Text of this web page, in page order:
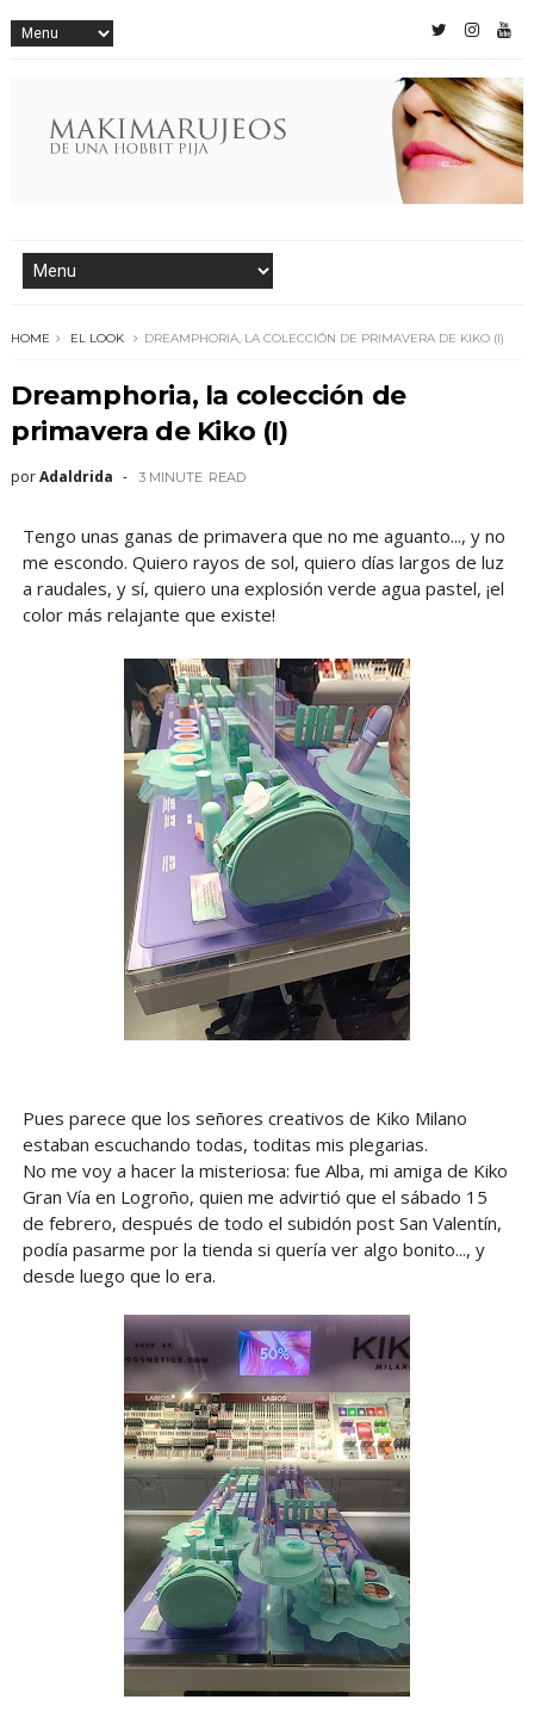
HOME EL LOOK DREAMPHORIA, LA COLECCIÓN DE PRIMAVERA DE KIKO (I)
Dreamphoria, la colección de
primavera de Kiko (I)
porAdaldrida 3 MINUTE READ
Tengo unas ganas de primavera que no me aguanto..., y no
me escondo. Quiero rayos de sol, quiero días largos de luz
a raudales, y sí, quiero una explosión verde agua pastel, ¡el
color más relajante que existe!
Pues parece que los señores creativos de Kiko Milano
estaban escuchando todas, toditas mis plegarias.
No me voy a hacer la misteriosa: fue Alba, mi amiga de Kiko
Gran Vía en Logroño, quien me advirtió que el sábado 15
de febrero, después de todo el subidón post San Valentín,
podía pasarme por la tienda si quería ver algo bonito..., y
desde luego que lo era.